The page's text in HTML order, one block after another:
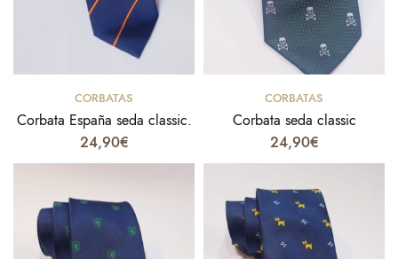
Select options
CORBATAS
Corbata España seda classic.
24,90€
Select options
CORBATAS
Corbata seda classic
24,90€